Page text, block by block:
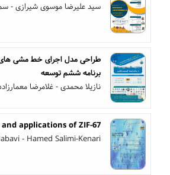
سید علیرضا موسوی شیرازی -
طراحی مدل اجرای خط مشی های
برنامه ششم توسعه
نازیلا محمدی - غلامرضا
applications of ZIF-67
- Hamed Salimi-Kenari